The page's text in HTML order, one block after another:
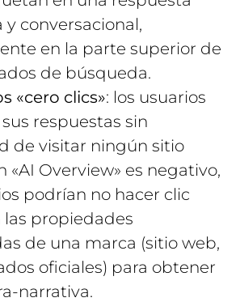
y conversacional,
en la parte superior de
de búsqueda.
«cero clics»: los usuarios
respuestas sin
de visitar ningún sitio
«AI Overview» es negativo,
podrían no hacer clic
las propiedades
de una marca (sitio web,
oficiales) para obtener
narrativa.